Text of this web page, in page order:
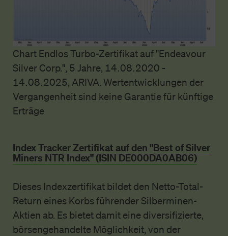
Chart Endlos Turbo-Zertifikat auf "Endeavour
Silver Corp.", 5 Jahre, 14.08.2020 -
14.08.2025, ARIVA. Wertentwicklungen der
Vergangenheit sind keine Garantie für künftige
Erträge
Index Tracker Zertifikat auf den "Best of Silver
Miners NTR Index" (ISIN DE000DA0AB06)
Dieses Indexzertifikat bildet den Netto-Total-
Return eines Korbs führender Silberminen-
Aktien ab. Es bietet damit eine diversifizierte,
börsengehandelte Möglichkeit, von der